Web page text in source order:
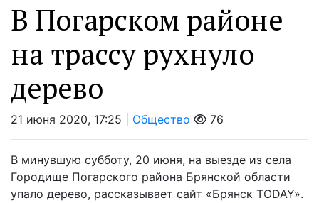
В Погарском районе
на трассу рухнуло
дерево
21 июня 2020, 17:25 | Общество 76
В минувшую субботу, 20 июня, на выезде из села
Городище Погарского района Брянской области
упало дерево, рассказывает сайт «Брянск TODAY».